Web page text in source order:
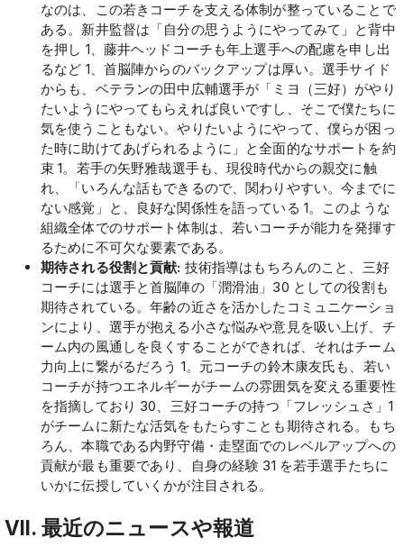
なのは、この若きコーチを支える体制が整っていることで
ある。新井監督は「自分の思うようにやってみて」と背中
を押し 1、藤井ヘッドコーチも年上選手への配慮を申し出
るなど 1、首脳陣からのバックアップは厚い。選手サイド
からも、ベテランの田中広輔選手が「ミヨ（三好）がやり
たいようにやってもらえれば良いですし、そこで僕たちに
気を使うこともない。やりたいようにやって、僕らが困っ
た時に助けてあげられるように」と全面的なサポートを約
束 1。若手の矢野雅哉選手も、現役時代からの親交に触
れ、「いろんな話もできるので、関わりやすい。今までに
ない感覚」と、良好な関係性を語っている 1。このような
組織全体でのサポート体制は、若いコーチが能力を発揮す
るために不可欠な要素である。
期待される役割と貢献: 技術指導はもちろんのこと、三好
コーチには選手と首脳陣の「潤滑油」30 としての役割も
期待されている。年齢の近さを活かしたコミュニケーショ
ンにより、選手が抱える小さな悩みや意見を吸い上げ、チ
ーム内の風通しを良くすることができれば、それはチーム
力向上に繋がるだろう 1。元コーチの鈴木康友氏も、若い
コーチが持つエネルギーがチームの雰囲気を変える重要性
を指摘しており 30、三好コーチの持つ「フレッシュさ」1
がチームに新たな活気をもたらすことも期待される。もち
ろん、本職である内野守備・走塁面でのレベルアップへの
貢献が最も重要であり、自身の経験 31 を若手選手たちに
いかに伝授していくかが注目される。
VII. 最近のニュースや報道